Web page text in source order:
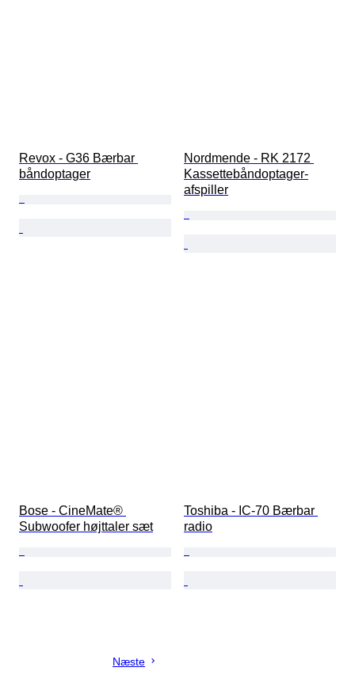
Revox - G36 Bærbar
båndoptager
Nordmende - RK 2172
Kassettebåndoptager-
afspiller
Bose - CineMate®
Subwoofer højttaler sæt
Toshiba - IC-70 Bærbar
radio
Næste